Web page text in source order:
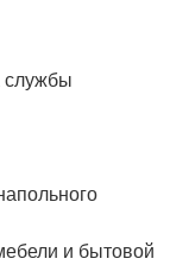
службы
и бытовой